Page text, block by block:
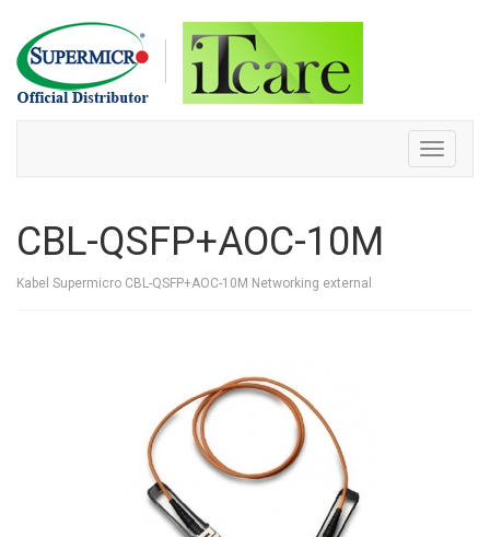
Skip
to
content
Toggle
CBL-QSFP+AOC-10M
Kabel Supermicro CBL-QSFP+AOC-10M Networking external